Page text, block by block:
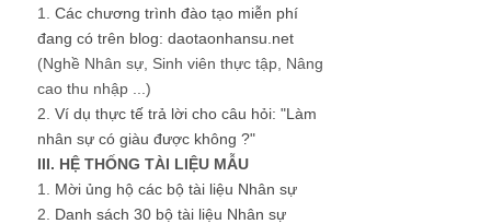
1. Các chương trình đào tạo miễn phí
đang có trên blog: daotaonhansu.net
(Nghề Nhân sự, Sinh viên thực tập, Nâng
cao thu nhập ...)
2. Ví dụ thực tế trả lời cho câu hỏi: "Làm
nhân sự có giàu được không ?"
III. HỆ THỐNG TÀI LIỆU MẪU
1. Mời ủng hộ các bộ tài liệu Nhân sự
2. Danh sách 30 bộ tài liệu Nhân sự